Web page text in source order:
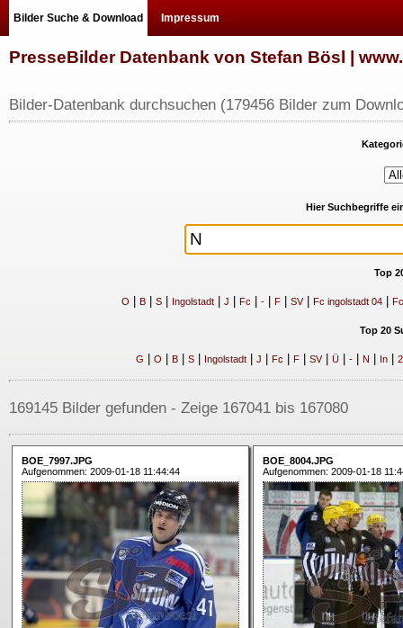
Bilder Suche & Download Impressum
PresseBilder Datenbank von Stefan Bösl |
Bilder-Datenbank durchsuchen (179456 Bilder zum
Hier Suchbegriffe
Top
O B| S| Ingolstadt| J Fc -| F| SV| Fc ingolstadt 04|
Top 20
G O B| S| Ingolstadt| J Fc F| SV| Ü| -| N In| 2
169145 Bilder gefunden - Zeige 167041 bis 167080
BOE_7997.JPG
Aufgenommen: 2009-01-18 11:44:44
BOE_8004.JPG
Aufgenommen: 2009-01-18